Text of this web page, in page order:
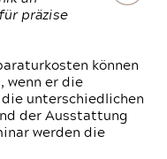
präzise
können
wenn er die
unterschiedlichen
der Ausstattung
werden die